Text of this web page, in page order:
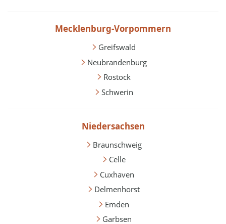
Mecklenburg-Vorpommern
Greifswald
Neubrandenburg
Rostock
Schwerin
Niedersachsen
Braunschweig
Celle
Cuxhaven
Delmenhorst
Emden
Garbsen